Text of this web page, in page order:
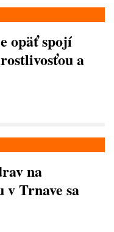
opäť spojí
a
na
v Trnave sa